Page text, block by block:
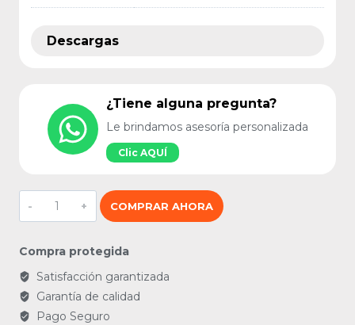
Descargas
¿Tiene alguna pregunta?
Le brindamos asesoría personalizada
Clic AQUÍ
dry
COMPRAR AHORA
Compra protegida
Satisfacción garantizada
Garantía de calidad
Pago Seguro